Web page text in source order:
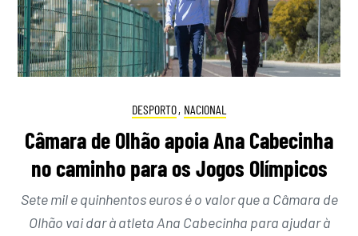
DESPORTO, NACIONAL
Câmara de Olhão apoia Ana Cabecinha
no caminho para os Jogos Olímpicos
Sete mil e quinhentos euros é o valor que a Câmara de
Olhão vai dar à atleta Ana Cabecinha para ajudar à